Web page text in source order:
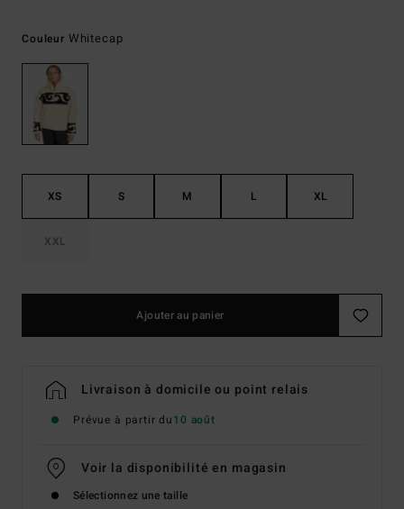
Couleur Whitecap
XS S M L XL
XXL
Ajouter au panier
Livraison à domicile ou point relais
Prévue à partir du10 août
Voir la disponibilité en magasin
Sélectionnez une taille